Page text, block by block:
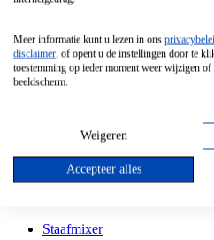
Vrijstaande Magnetron
Vrijstaande Kookplaat
Inbouw Gaskookplaat
Inbouw Keramische Kookplaat
Kookplaat Accessoires
Staafmixer
Meer informatie kunt u lezen in ons
disclaimer, of opent u de instellingen door te
toestemming op ieder moment weer wijzigen
beeldscherm.
Weigeren
Accepteer alles